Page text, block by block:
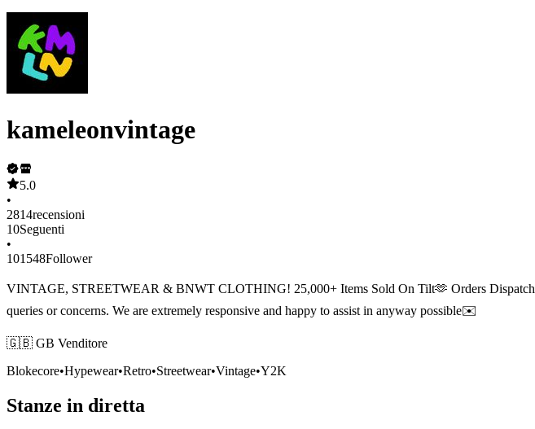
kameleonvintage
5.0
•
2814recensioni
10Seguenti
•
101548Follower
VINTAGE, STREETWEAR & BNWT CLOTHING! 25,000+ Items Sold On Tilt🫶 Orders
queries or concerns. We are extremely responsive and happy to assist in anyway possible✉️
🇬🇧 GB Venditore
Blokecore•Hypewear•Retro•Streetwear•Vintage•Y2K
Stanze in diretta